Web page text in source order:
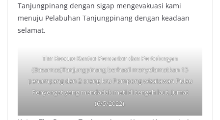
Tanjungpinang dengan sigap mengevakuasi kami
menuju Pelabuhan Tanjungpinang dengan keadaan
selamat.
Tim Rescue Kantor Pencarian dan Pertolongan
(Basarnas)Tanjungpinang berhasil menyelamatkan 15
penumpang dan 2 orang kru Pompong wisatawan Pulau
Penyengat yang mendadak mati di tengah laut, Jumat
(6/5/2022).